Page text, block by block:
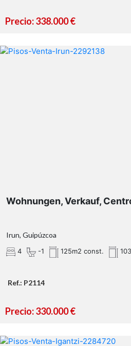
Precio: 338.000 €
Wohnungen, Verkauf,
Irun, Guipúzcoa
4 -1 125m2 const.
Ref.: P2114
Precio: 330.000 €